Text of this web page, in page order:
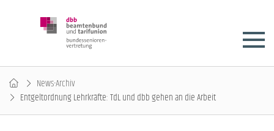
News-Archiv
Entgeltordnung Lehrkräfte: TdL und dbb gehen an die Arbeit